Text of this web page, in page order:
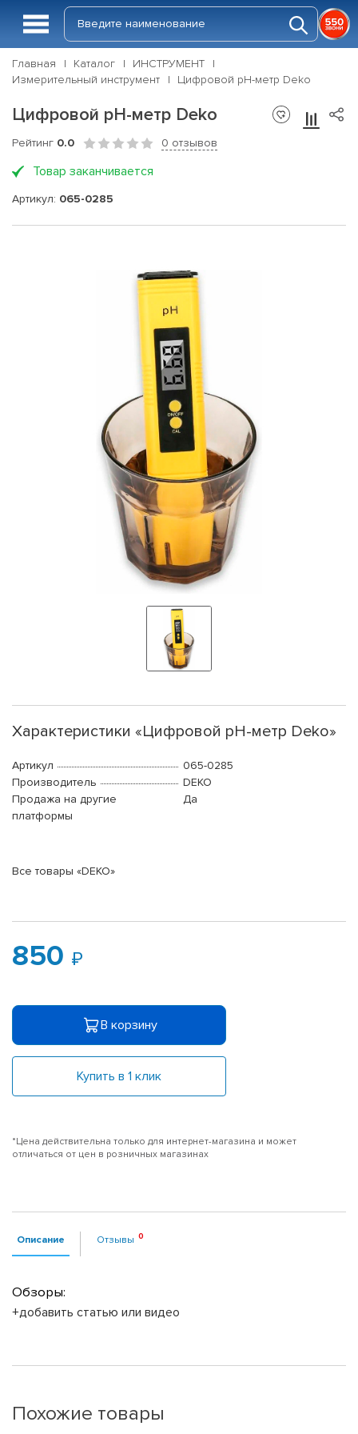
Главная Каталог
ИНСТРУМЕНТ
Измерительный инструмент
Цифровой pH-метр Deko
Цифровой pH-метр Deko
Рейтинг 0.0 0 отзывов
Товар заканчивается
Артикул: 065-0285
Характеристики «Цифровой pH-метр Deko»
Артикул
065-0285
Производитель
DEKO
Продажа на другие
платформы
Да
Все товары «DEKO»
850
В корзину
Купить в 1 клик
*Цена действительна только для интернет-магазина и может
отличаться от цен в розничных магазинах
Описание Отзывы
Обзоры:
+добавить статью или видео
Похожие товары